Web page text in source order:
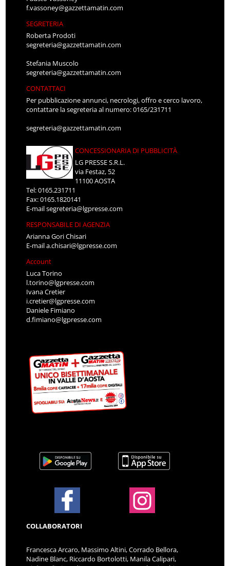
f.vassoney@gazzettamatin.com
SEGRETERIA
Roberta Prodoti
segreteria@gazzettamatin.com
Stefania Muscolo
segreteria@gazzettamatin.com
CONTATTACI
Per pubblicazione annunci, necrologi, offro e cerco lavoro,
contattare la segreteria al numero: 0165/231711
segreteria@gazzettamatin.com
CONCESSIONARIA DI PUBBLICITÀ
LG PRESSE S.R.L.
via Festaz, 52
11100 AOSTA
Tel: 0165.231711
Fax: 0165.1820141
E-mailsegreteria@lgpresse.com
RESPONSABILE DI AGENZIA
Arianna Gori Chisari
E-maila.chisari@lgpresse.com
Account
Luca Torino
l.torino@lgpresse.com
Ivana Cretier
i.cretier@lgpresse.com
Daniele Fimiano
d.fimiano@lgpresse.com
COLLABORATORI
Francesca Arcaro, Massimo Altini, Corrado Bellora,
Nadine Blanc, Riccardo Bortolotti, Manila Calipari,